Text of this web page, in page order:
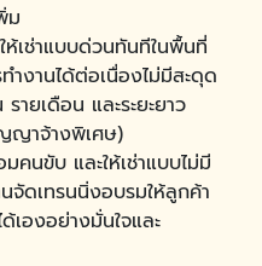
ม
เช่าแบบด่วนทันทีในพื้นที่
งานได้ต่อเนื่องไม่มีสะดุด
รายเดือน และระยะยาว
ญาจ้างพิเศษ)
มคนขับ และให้เช่าแบบไม่มี
ดเทรนนิ่งอบรมให้ลูกค้า
เองอย่างมั่นใจและ